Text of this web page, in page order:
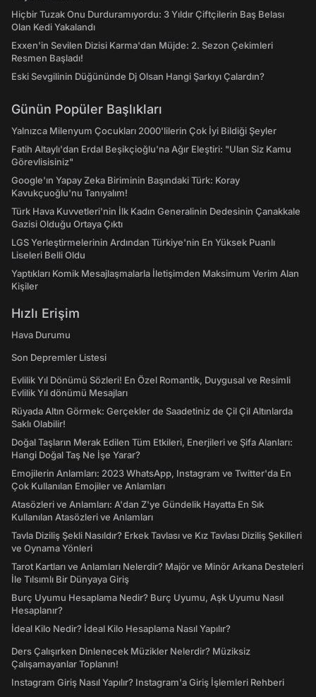
Hiçbir Tuzak Onu Durduramıyordu: 3 Yıldır Çiftçilerin Baş Belası
Olan Kedi Yakalandı
Exxen'in Sevilen Dizisi Karma'dan Müjde: 2. Sezon Çekimleri
Resmen Başladı!
Eski Sevgilinin Düğününde Dj Olsan Hangi Şarkıyı Çalardın?
Günün Popüler Başlıkları
Yalnızca Milenyum Çocukları 2000'lilerin Çok İyi Bildiği Şeyler
Fatih Altaylı'dan Erdal Beşikçioğlu'na Ağır Eleştiri: "Ulan Siz Kamu
Görevlisisiniz"
Google'ın Yapay Zeka Biriminin Başındaki Türk: Koray
Kavukçuoğlu'nu Tanıyalım!
Türk Hava Kuvvetleri'nin İlk Kadın Generalinin Dedesinin Çanakkale
Gazisi Olduğu Ortaya Çıktı
LGS Yerleştirmelerinin Ardından Türkiye'nin En Yüksek Puanlı
Liseleri Belli Oldu
Yaptıkları Komik Mesajlaşmalarla İletişimden Maksimum Verim Alan
Kişiler
Hızlı Erişim
Hava Durumu
Son Depremler Listesi
Evlilik Yıl Dönümü Sözleri! En Özel Romantik, Duygusal ve Resimli
Evlilik Yıl dönümü Mesajları
Rüyada Altın Görmek: Gerçekler de Saadetiniz de Çil Çil Altınlarda
Saklı Olabilir!
Doğal Taşların Merak Edilen Tüm Etkileri, Enerjileri ve Şifa Alanları:
Hangi Doğal Taş Ne İşe Yarar?
Emojilerin Anlamları: 2023 WhatsApp, Instagram ve Twitter'da En
Çok Kullanılan Emojiler ve Anlamları
Atasözleri ve Anlamları: A'dan Z'ye Gündelik Hayatta En Sık
Kullanılan Atasözleri ve Anlamları
Tavla Diziliş Şekli Nasıldır? Erkek Tavlası ve Kız Tavlası Diziliş Şekilleri
ve Oynama Yönleri
Tarot Kartları ve Anlamları Nelerdir? Majör ve Minör Arkana Desteleri
İle Tılsımlı Bir Dünyaya Giriş
Burç Uyumu Hesaplama Nedir? Burç Uyumu, Aşk Uyumu Nasıl
Hesaplanır?
İdeal Kilo Nedir? İdeal Kilo Hesaplama Nasıl Yapılır?
Ders Çalışırken Dinlenecek Müzikler Nelerdir? Müziksiz
Çalışamayanlar Toplanın!
Instagram Giriş Nasıl Yapılır? Instagram'a Giriş İşlemleri Rehberi